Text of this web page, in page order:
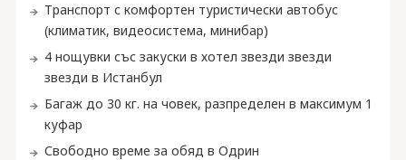
Транспорт с комфортен туристически автобус
(климатик, видеосистема, минибар)
4 нощувки със закуски в хотел звезди звезди
звезди в Истанбул
Багаж до 30 кг. на човек, разпределен в максимум 1
куфар
Свободно време за обяд в Одрин